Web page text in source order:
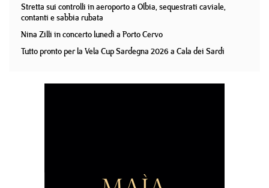
Stretta sui controlli in aeroporto a Olbia, sequestrati caviale,
contanti e sabbia rubata
Nina Zilli in concerto lunedì a Porto Cervo
Tutto pronto per la Vela Cup Sardegna 2026 a Cala dei Sardi